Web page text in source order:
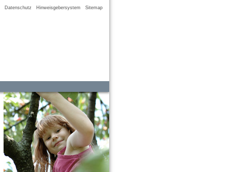
Datenschutz Hinweisgebersystem Sitemap